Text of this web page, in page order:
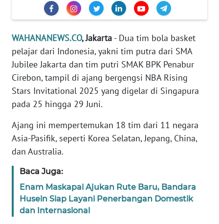
WAHANANEWS.CO, Jakarta - Dua tim bola basket
pelajar dari Indonesia, yakni tim putra dari SMA
Jubilee Jakarta dan tim putri SMAK BPK Penabur
Cirebon, tampil di ajang bergengsi NBA Rising
Stars Invitational 2025 yang digelar di Singapura
pada 25 hingga 29 Juni.
Ajang ini mempertemukan 18 tim dari 11 negara
Asia-Pasifik, seperti Korea Selatan, Jepang, China,
dan Australia.
Baca Juga:
Enam Maskapai Ajukan Rute Baru, Bandara
Husein Siap Layani Penerbangan Domestik
dan Internasional
EDITORIAL
Informasi
INDEKS
BERITA
KONTAK
KAMI
INFO
IKLAN
TENTANG